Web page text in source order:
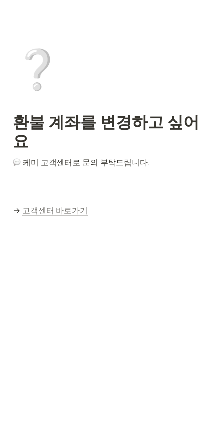
❔
환불 계좌를 변경하고 싶어
요
케미 고객센터로 문의 부탁드립니다.
→ 고객센터 바로가기